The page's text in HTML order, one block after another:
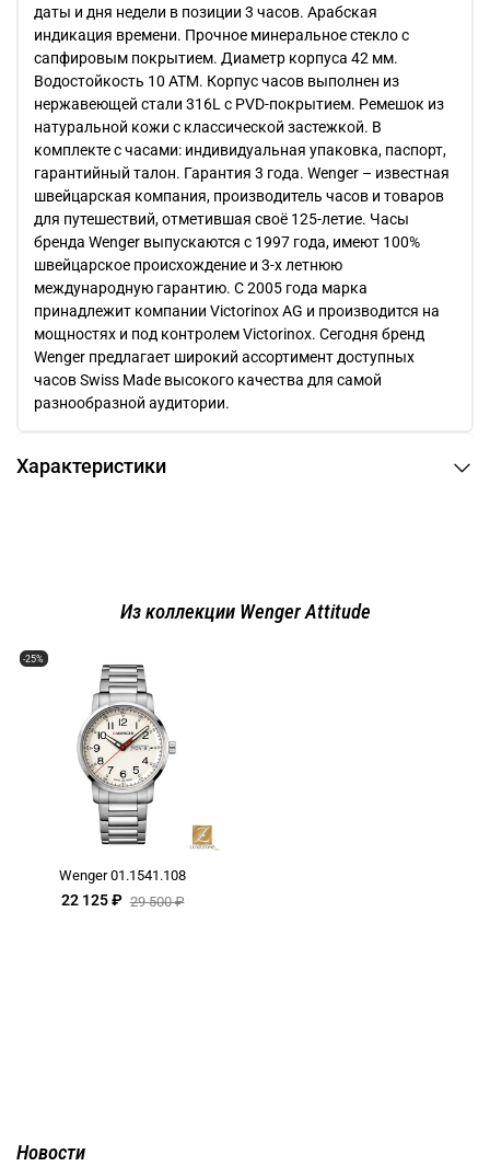
даты и дня недели в позиции 3 часов. Арабская
индикация времени. Прочное минеральное стекло с
сапфировым покрытием. Диаметр корпуса 42 мм.
Водостойкость 10 АТМ. Корпус часов выполнен из
нержавеющей стали 316L с PVD-покрытием. Ремешок из
натуральной кожи с классической застежкой. В
комплекте с часами: индивидуальная упаковка, паспорт,
гарантийный талон. Гарантия 3 года. Wenger – известная
швейцарская компания, производитель часов и товаров
для путешествий, отметившая своё 125-летие. Часы
бренда Wenger выпускаются с 1997 года, имеют 100%
швейцарское происхождение и 3-х летнюю
международную гарантию. С 2005 года марка
принадлежит компании Victorinox AG и производится на
мощностях и под контролем Victorinox. Сегодня бренд
Wenger предлагает широкий ассортимент доступных
часов Swiss Made высокого качества для самой
разнообразной аудитории.
Характеристики
Из коллекции Wenger Attitude
-25%
Wenger 01.1541.108
22 125 ₽ 29 500 ₽
Новости